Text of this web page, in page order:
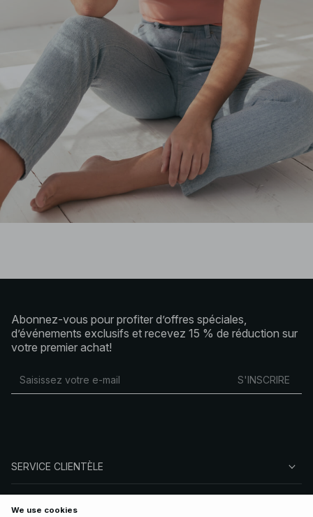
Abonnez-vous pour profiter d’offres spéciales,
d’événements exclusifs et recevez 15 % de réduction sur
votre premier achat!
S'INSCRIRE
SERVICE CLIENTÈLE